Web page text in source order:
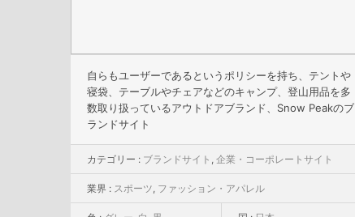
自らもユーザーであるというポリシーを持ち、テントや
寝袋、テーブルやチェアなどのキャンプ、登山用品を多
数取り扱っているアウトドアブランド、Snow Peakのブ
ランドサイト
カテゴリー : ブランドサイト , 企業・コーポレートサイト
業界 : スポーツ, ファッション・アパレル